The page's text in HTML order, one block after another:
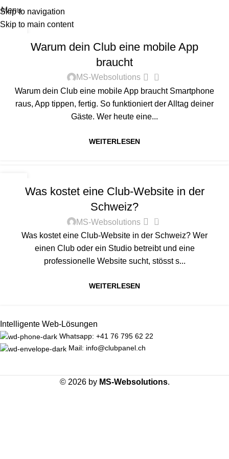
Skip to navigation
Skip to main content
Menu
Warum dein Club eine mobile App
braucht
MS-Websolutions 0
Warum dein Club eine mobile App braucht Smartphone
raus, App tippen, fertig. So funktioniert der Alltag deiner
Gäste. Wer heute eine...
WEITERLESEN
Was kostet eine Club-Website in der
Schweiz?
MS-Websolutions 0
Was kostet eine Club-Website in der Schweiz? Wer
einen Club oder ein Studio betreibt und eine
professionelle Website sucht, stösst s...
WEITERLESEN
Intelligente Web-Lösungen
Whatsapp: +41 76 795 62 22
Mail: info@clubpanel.ch
© 2026 by MS-Websolutions.